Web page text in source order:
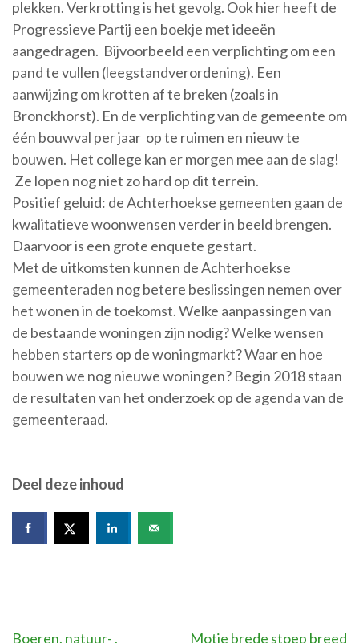
plekken. Verkrotting is het gevolg. Ook hier heeft de
Progressieve Partij een boekje met ideeën
aangedragen. Bijvoorbeeld een verplichting om een
pand te vullen (leegstandverordening). Een
aanwijzing om krotten af te breken (zoals in
Bronckhorst). En de verplichting van de gemeente om
één bouwval per jaar op te ruimen en nieuw te
bouwen. Het college kan er morgen mee aan de slag!
Ze lopen nog niet zo hard op dit terrein.
Positief geluid: de Achterhoekse gemeenten gaan de
kwalitatieve woonwensen verder in beeld brengen.
Daarvoor is een grote enquete gestart.
Met de uitkomsten kunnen de Achterhoekse
gemeenteraden nog betere beslissingen nemen over
het wonen in de toekomst. Welke aanpassingen van
de bestaande woningen zijn nodig? Welke wensen
hebben starters op de woningmarkt? Waar en hoe
bouwen we nog nieuwe woningen? Begin 2018 staan
de resultaten van het onderzoek op de agenda van de
gemeenteraad.
Deel deze inhoud
Boeren, natuur- , Motie brede stoep breed